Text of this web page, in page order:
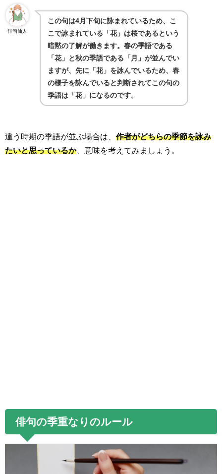
俳句仙人
この句は4 月下旬に詠まれているため、こ
こで詠まれている「花」は桜であるという
暗黙の了解が働きます。春の季語である
「花」と秋の季語である「月」が並んでい
ますが、先に「花」を詠んでいるため、春
の様子を詠んでいると判断されてこの句の
季語は「花」になるのです。
違う時期の季語が並ぶ場合は、 作者がどちらの季節を詠み
たいと思っているか、意味を考えてみましょう。
俳句の季重なりのルール